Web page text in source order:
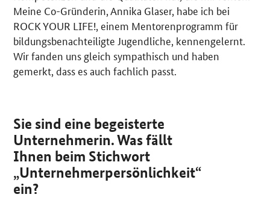
Meine Co-Gründerin, Annika Glaser, habe ich bei
ROCK YOUR LIFE!, einem Mentorenprogramm für
bildungsbenachteiligte Jugendliche, kennengelernt.
Wir fanden uns gleich sympathisch und haben
gemerkt, dass es auch fachlich passt.
Sie sind eine begeisterte
Unternehmerin. Was fällt
Ihnen beim Stichwort
„Unternehmerpersönlichkeit“
ein?